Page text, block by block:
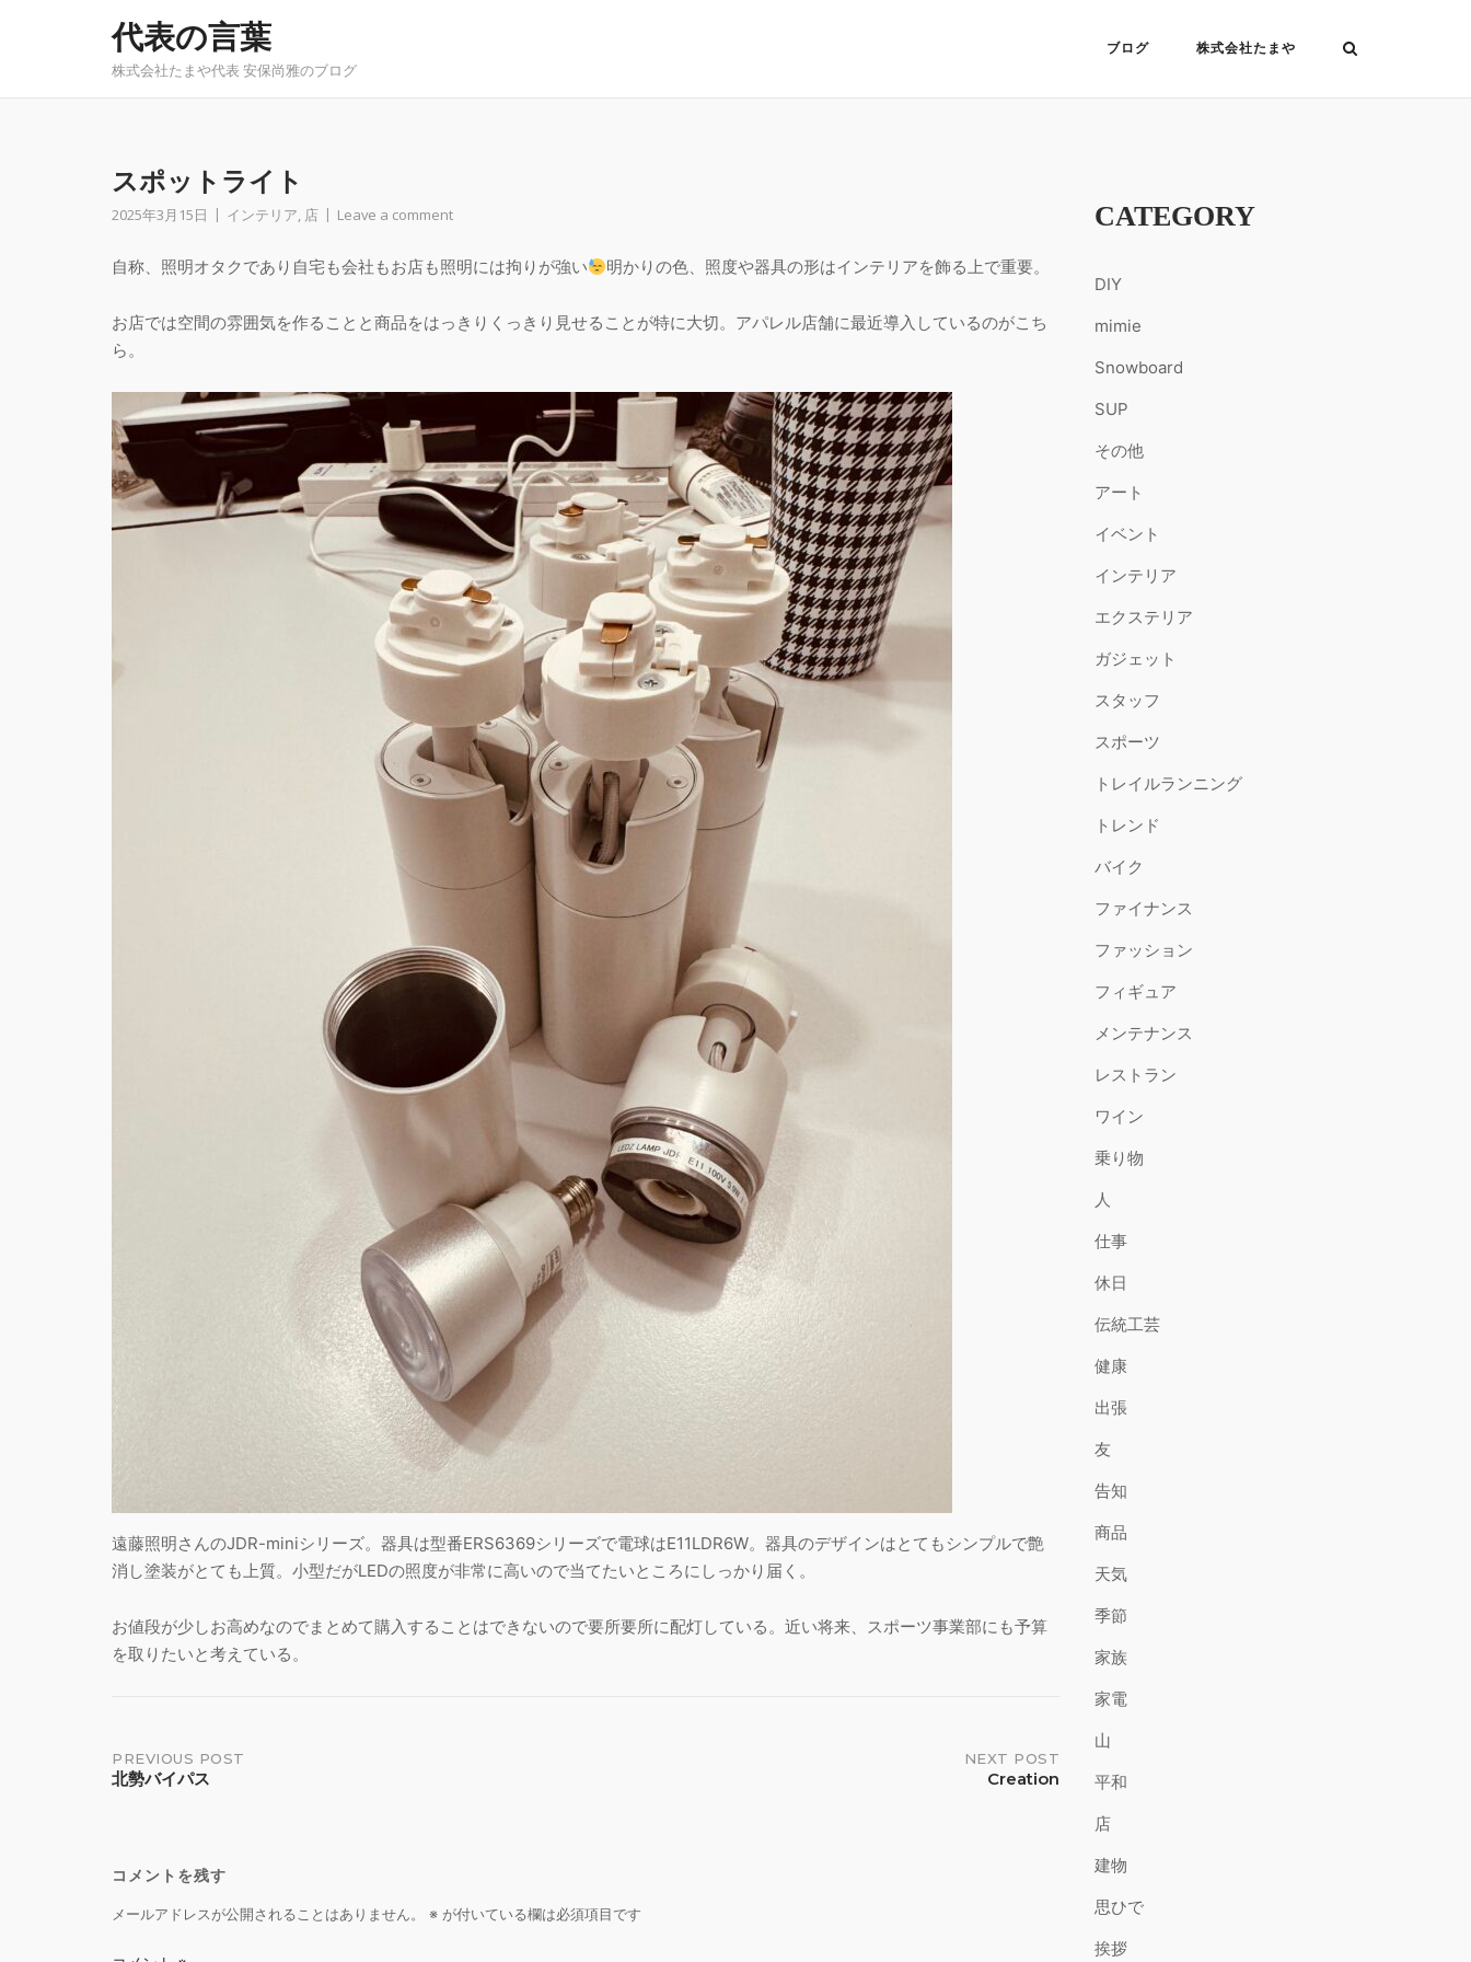
代表の言葉
株式会社たまや代表 安保尚雅のブログ
ブログ 株式会社たまや
スポットライト
2025年3月15日 インテリア, 店 Leave a comment
自称、照明オタクであり自宅も会社もお店も照明には拘りが強い 明かりの色、照度や器具の形はインテリアを飾る上で重要。
お店では空間の雰囲気を作ることと商品をはっきりくっきり見せることが特に大切。アパレル店舗に最近導入しているのがこち
ら。
遠藤照明さんのJDR-miniシリーズ。器具は型番ERS6369シリーズで電球はE11LDR6W。器具のデザインはとてもシンプルで艶
消し塗装がとても上質。小型だがLEDの照度が非常に高いので当てたいところにしっかり届く。
お値段が少しお高めなのでまとめて購入することはできないので要所要所に配灯している。近い将来、スポーツ事業部にも予算
を取りたいと考えている。
Post
PREVIOUS POST
北勢バイパス
NEXT POST
Creation
コメントを残す
メールアドレスが公開されることはありません。 ※ が付いている欄は必須項目です
CATEGORY
DIY
mimie
Snowboard
SUP
その他
アート
イベント
インテリア
エクステリア
ガジェット
スタッフ
スポーツ
トレイルランニング
トレンド
バイク
ファイナンス
ファッション
フィギュア
メンテナンス
レストラン
ワイン
乗り物
人
仕事
休日
伝統工芸
健康
出張
友
告知
商品
天気
季節
家族
家電
山
平和
店
建物
思ひで
挨拶